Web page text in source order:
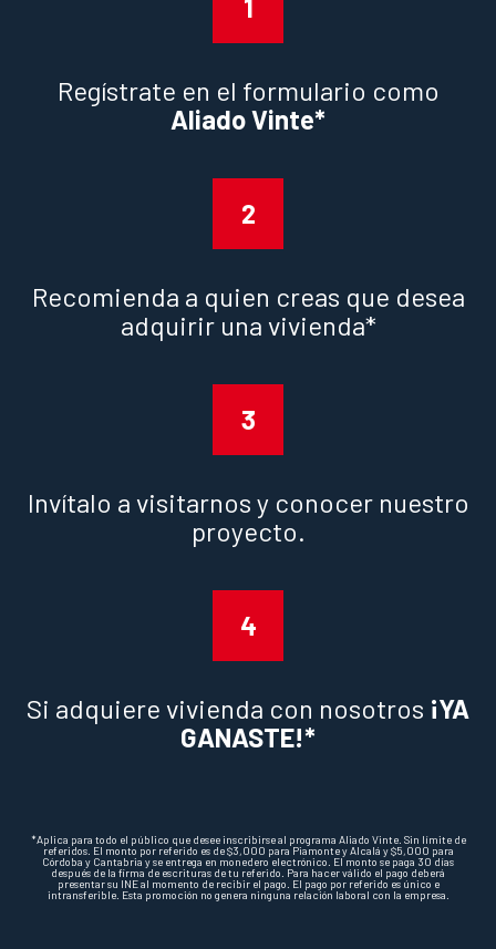
1
Regístrate en el formulario como
Aliado Vinte*
2
Recomienda a quien creas que desea
adquirir una vivienda*
3
Invítalo a visitarnos y conocer nuestro
proyecto.
4
Si adquiere vivienda con nosotros ¡YA
GANASTE!*
*Aplica para todo el público que desee inscribirse al programa Aliado Vinte. Sin límite de
referidos. El monto por referido es de $3,000 para Piamonte y Alcalá y $5,000 para
Córdoba y Cantabria y se entrega en monedero electrónico. El monto se paga 30 días
después de la firma de escrituras de tu referido. Para hacer válido el pago deberá
presentar su INE al momento de recibir el pago. El pago por referido es único e
intransferible. Esta promoción no genera ninguna relación laboral con la empresa.